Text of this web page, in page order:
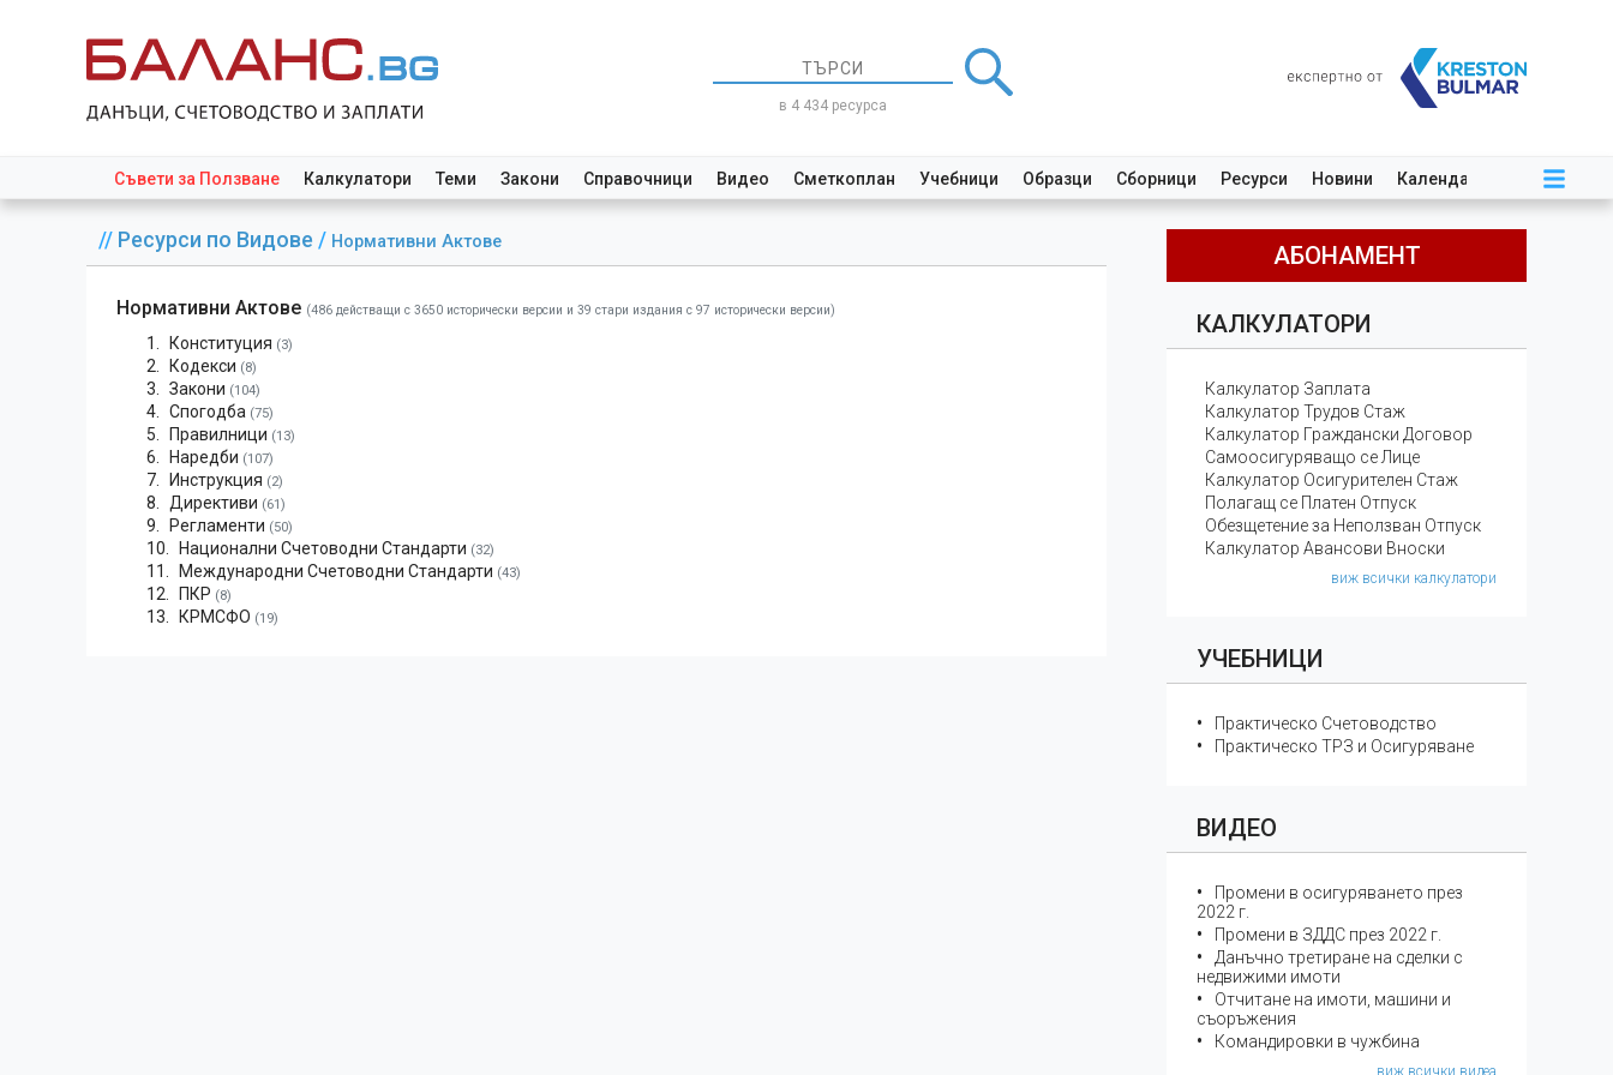
в 4 434 ресурса
Съвети за Ползване Калкулатори Теми Закони Справочници Видео Сметкоплан Учебници Образци Сборници Ресурси Новини Календар
// Ресурси по Видове / Нормативни Актове
Нормативни Актове (486 действащи с 3650 исторически версии и 39 стари издания с 97 исторически версии)
Конституция (3)
Кодекси (8)
Закони (104)
Спогодба (75)
Правилници (13)
Наредби (107)
Инструкция (2)
Директиви (61)
Регламенти (50)
Национални Счетоводни Стандарти (32)
Международни Счетоводни Стандарти (43)
ПКР (8)
КРМСФО (19)
АБОНАМЕНТ
КАЛКУЛАТОРИ
Калкулатор Заплата
Калкулатор Трудов Стаж
Калкулатор Граждански Договор
Самоосигуряващо се Лице
Калкулатор Осигурителен Стаж
Полагащ се Платен Отпуск
Обезщетение за Неползван Отпуск
Калкулатор Авансови Вноски
виж всички калкулатори
УЧЕБНИЦИ
Практическо Счетоводство
Практическо ТРЗ и Осигуряване
ВИДЕО
Промени в осигуряването през
2022 г.
Промени в ЗДДС през 2022 г.
Данъчно третиране на сделки с
недвижими имоти
Отчитане на имоти, машини и
съоръжения
Командировки в чужбина
виж всички видеа